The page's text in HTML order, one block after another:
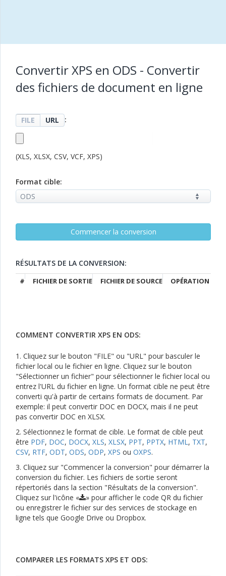
Convertir XPS en ODS - Convertir
des fichiers de document en ligne
FILE URL :
(XLS, XLSX, CSV, VCF, XPS)
Format cible:
RÉSULTATS DE LA CONVERSION:
# FICHIER DE SORTIE FICHIER DE SOURCE OPÉRATION
COMMENT CONVERTIR XPS EN ODS:
1. Cliquez sur le bouton "FILE" ou "URL" pour basculer le
fichier local ou le fichier en ligne. Cliquez sur le bouton
"Sélectionner un fichier" pour sélectionner le fichier local ou
entrez l'URL du fichier en ligne. Un format cible ne peut être
converti qu'à partir de certains formats de document. Par
exemple: il peut convertir DOC en DOCX, mais il ne peut
pas convertir DOC en XLSX.
2. Sélectionnez le format de cible. Le format de cible peut
être PDF, DOC, DOCX, XLS, XLSX, PPT, PPTX, HTML, TXT,
CSV, RTF, ODT, ODS, ODP, XPS ou OXPS.
3. Cliquez sur "Commencer la conversion" pour démarrer la
conversion du fichier. Les fichiers de sortie seront
répertoriés dans la section "Résultats de la conversion".
Cliquez sur l'icône «
» pour afficher le code QR du fichier
ou enregistrer le fichier sur des services de stockage en
ligne tels que Google Drive ou Dropbox.
COMPARER LES FORMATS XPS ET ODS: